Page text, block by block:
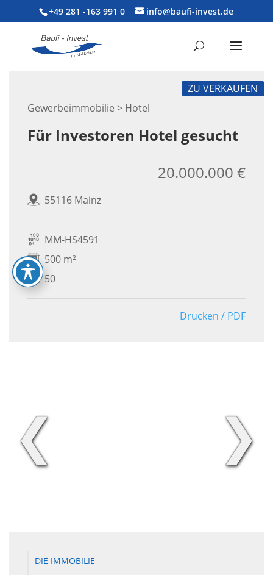
+49 281 -163 991 0 info@baufi-invest.de
Gewerbeimmobilie > Hotel
ZU VERKAUFEN
Für Investoren Hotel gesucht
55116 Mainz
20.000.000 €
MM-HS4591
500 m²
50
Drucken / PDF
❮ ❯
DIE IMMOBILIE